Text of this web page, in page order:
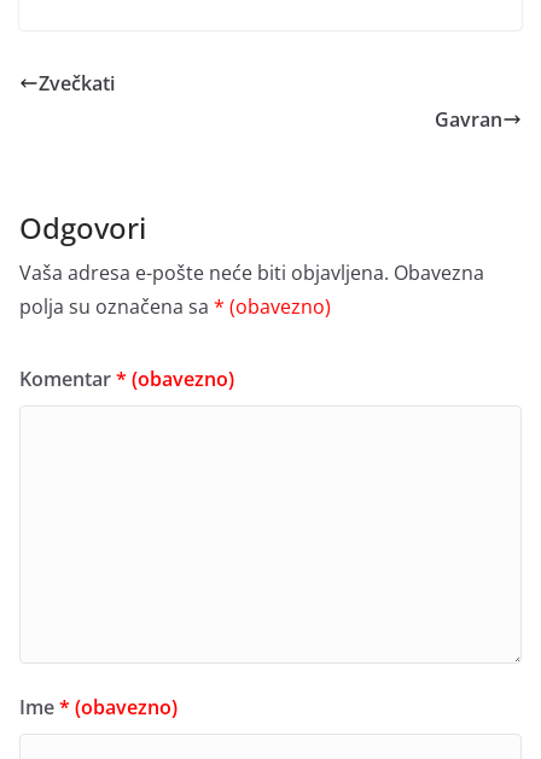
Zvečkati
Gavran
Odgovori
Vaša adresa e-pošte neće biti objavljena. Obavezna
polja su označena sa * (obavezno)
Komentar* (obavezno)
Ime* (obavezno)